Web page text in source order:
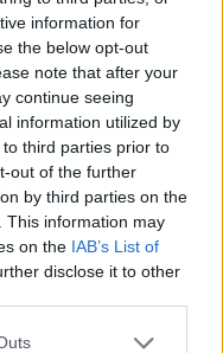
information for
the below opt-out
note that after your
continue seeing
information utilized by
third parties prior to
out of the further
by third parties on the
This information may
on the IAB’s List of
disclose it to other
one or more Google
Διεθνής
τροχιά
με...
θα φέρει
στο